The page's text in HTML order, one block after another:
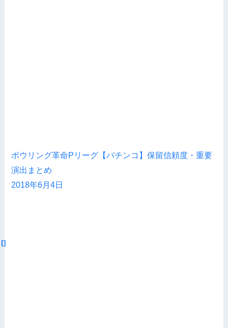
ボウリング革命Pリーグ【パチンコ】保留信頼度・重要
演出まとめ
2018年6月4日